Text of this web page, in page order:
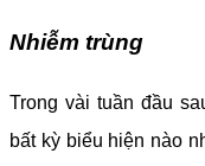
Nhiễm trùng
Trong vài tuần đầu
bất kỳ biểu hiện nào